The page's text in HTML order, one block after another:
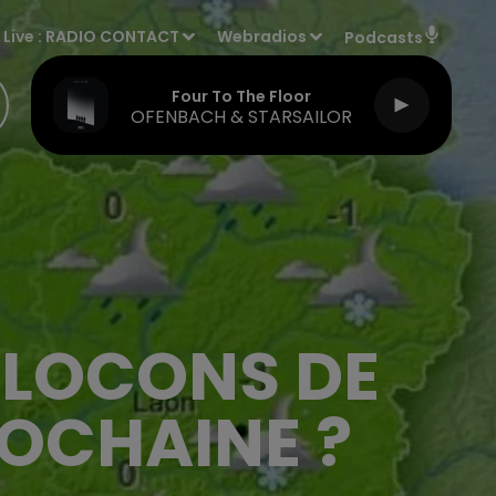
Live : RADIO CONTACT Webradios Podcasts
Four To The Floor
OFENBACH & STARSAILOR
DE
?